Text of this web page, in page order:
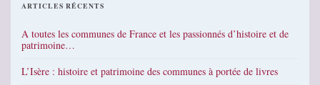
ARTICLES RÉCENTS
A toutes les communes de France et les passionnés d’histoire et de
patrimoine…
L’Isère : histoire et patrimoine des communes à portée de livres